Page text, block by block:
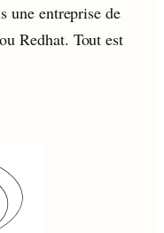
une entreprise de
Redhat. Tout est